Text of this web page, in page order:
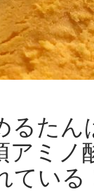
るたん
アミノ
ている